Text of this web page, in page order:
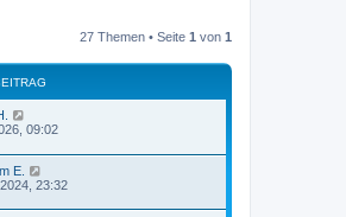
27 Themen • Seite 1 von 1
09:02
E.
23:32